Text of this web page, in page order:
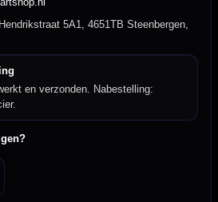
5A1, 4651TB Steenbergen,
en verzonden. Nabestelling: